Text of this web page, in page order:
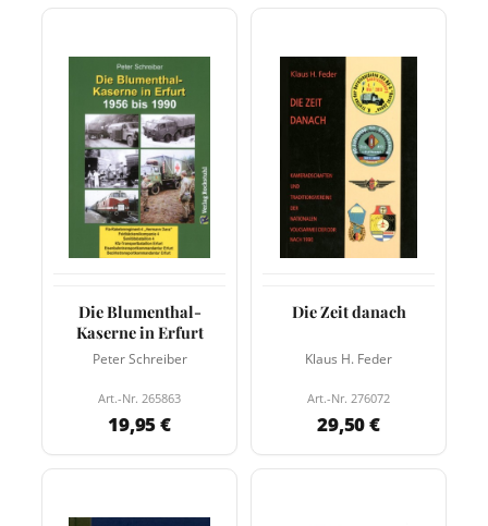
Die Blumenthal-
Kaserne in Erfurt
Peter Schreiber
Art.-Nr. 265863
19,95 €
Die Zeit danach
Klaus H. Feder
Art.-Nr. 276072
29,50 €